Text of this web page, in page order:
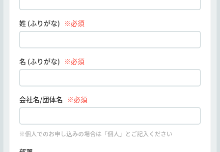
姓 (ふりがな) ※必須
名 (ふりがな) ※必須
会社名/団体名 ※必須
※個人でのお申し込みの場合は「個人」とご記入ください